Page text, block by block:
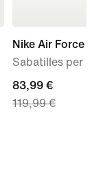
Nike Air Force 1
Sabatilles per a
current
price
83,99 €
119,99 €